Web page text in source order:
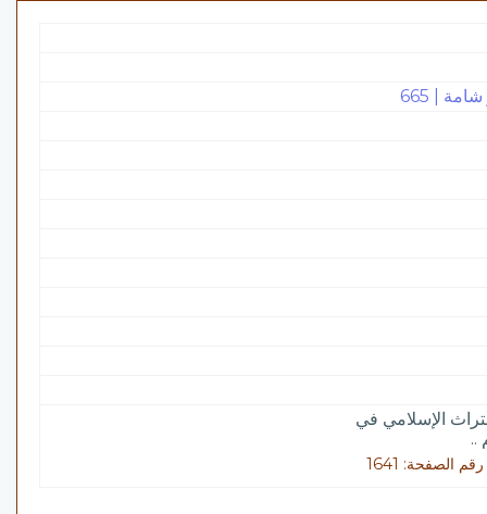
| 665
الإسلامي في
..